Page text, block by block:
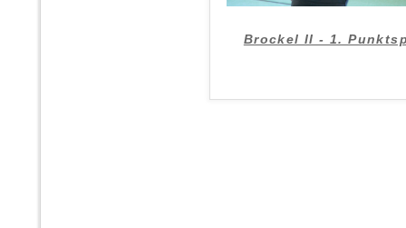
Brockel II - 1.